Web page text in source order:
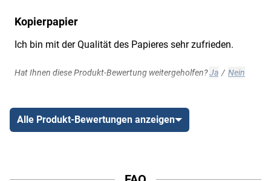
Kopierpapier
Ich bin mit der Qualität des Papieres sehr zufrieden.
Hat Ihnen diese Produkt-Bewertung weitergeholfen?Ja / Nein
Alle Produkt-Bewertungen anzeigen